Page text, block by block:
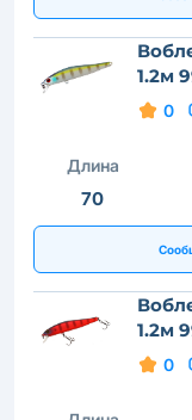
1.2м
0
Длина
70
1.2м
0